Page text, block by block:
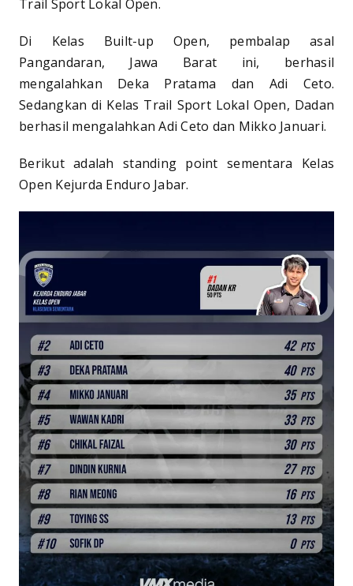
Trail Sport Lokal Open.
Di Kelas Built-up Open, pembalap asal
Pangandaran, Jawa Barat ini, berhasil
mengalahkan Deka Pratama dan Adi Ceto.
Sedangkan di Kelas Trail Sport Lokal Open, Dadan
berhasil mengalahkan Adi Ceto dan Mikko Januari.
Berikut adalah standing point sementara Kelas
Open Kejurda Enduro Jabar.